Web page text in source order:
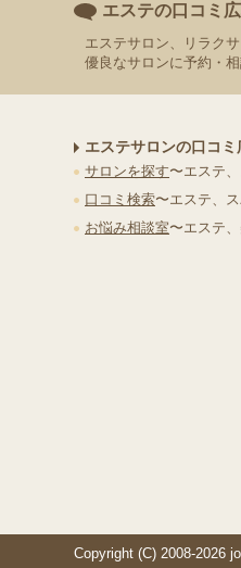
エステの口コミ
エステサロン、リラク
優良なサロンに予約・
エステサロンの口コ
サロンを探す〜エステ
口コミ検索〜エステ、
お悩み相談室〜エステ
Copyright (C) 2008-2026